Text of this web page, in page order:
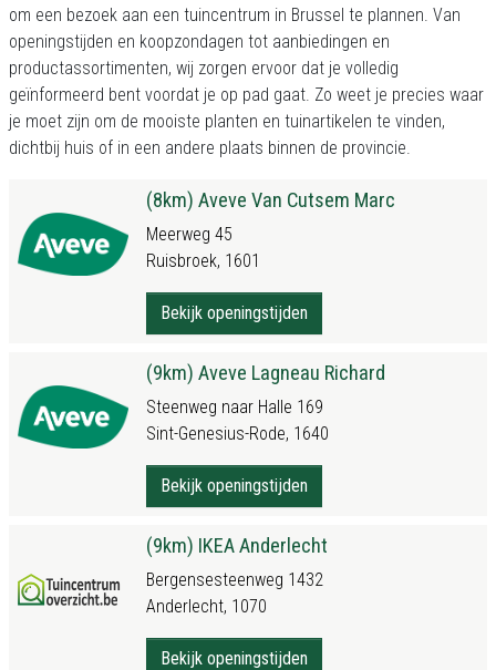
om een bezoek aan een tuincentrum in Brussel te plannen. Van
openingstijden en koopzondagen tot aanbiedingen en
productassortimenten, wij zorgen ervoor dat je volledig
geïnformeerd bent voordat je op pad gaat. Zo weet je precies waar
je moet zijn om de mooiste planten en tuinartikelen te vinden,
dichtbij huis of in een andere plaats binnen de provincie.
(8km) Aveve Van Cutsem Marc
Meerweg 45
Ruisbroek, 1601
Bekijk openingstijden
(9km) Aveve Lagneau Richard
Steenweg naar Halle 169
Sint-Genesius-Rode, 1640
Bekijk openingstijden
(9km) IKEA Anderlecht
Bergensesteenweg 1432
Anderlecht, 1070
Bekijk openingstijden